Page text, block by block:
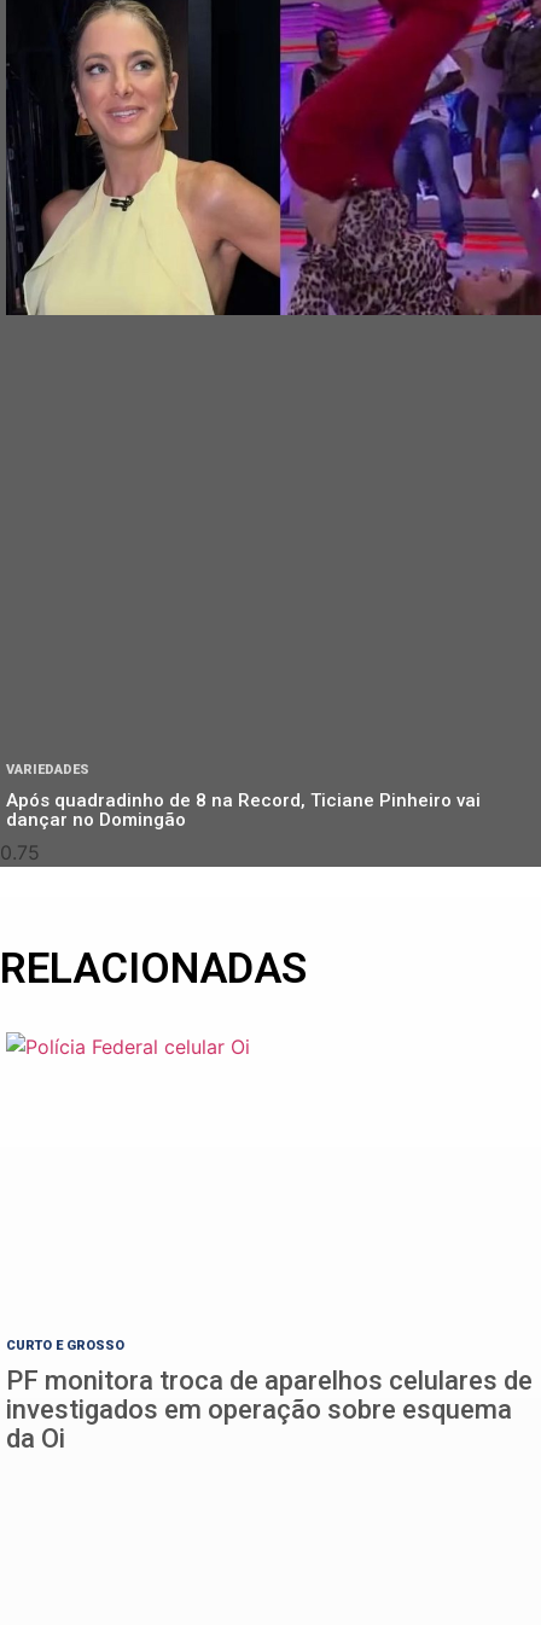
VARIEDADES
Após quadradinho de 8 na Record, Ticiane Pinheiro vai
dançar no Domingão
RELACIONADAS
CURTO E GROSSO
PF monitora troca de aparelhos celulares de
investigados em operação sobre esquema
da Oi